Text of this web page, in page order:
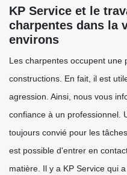
KP Service et le
charpentes dans la
environs
Les charpentes occupent une
constructions. En fait, il est
agression. Ainsi, nous vous
confiance à un professionnel.
toujours convié pour les
est possible d'entrer en
matière. Il y a KP Service qui